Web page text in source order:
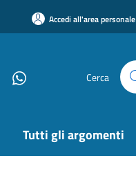
Accedi all'area personale
Cerca
Tutti gli argomenti